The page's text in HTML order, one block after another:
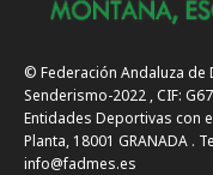
© Federación Andaluza de
Senderismo-2022 , CIF:
Entidades Deportivas con
Planta, 18001 GRANADA .
info@fadmes.es